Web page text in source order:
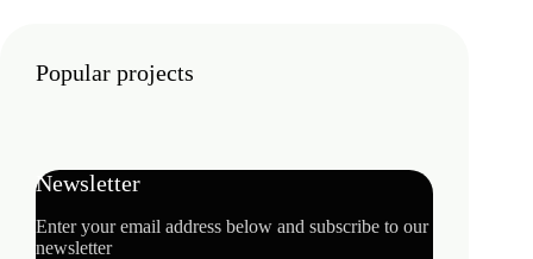
Popular projects
Newsletter
Enter your email address below and subscribe to our
newsletter